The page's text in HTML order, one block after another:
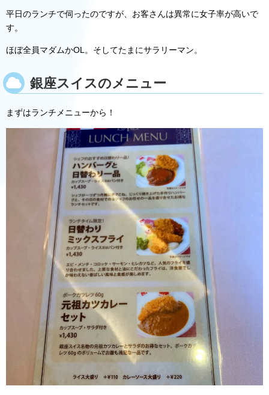
平日のランチで伺ったのですが、お客さんは異常に女子率が高いで
す。
ほぼ全員マダムかOL。そしてたまにサラリーマン。
銀座スイスのメニュー
まずはランチメニューから！